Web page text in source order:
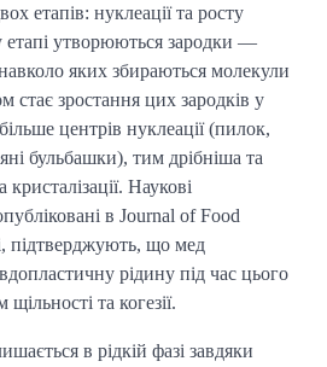
етапів: нуклеації та росту
утворюються зародки —
яких збираються молекули
стає зростання цих зародків у
центрів нуклеації (пилок,
бульбашки), тим дрібніша та
Наукові
в Journal of Food
підтверджують, що мед
рідину під час цього
та когезії.
в рідкій фазі завдяки